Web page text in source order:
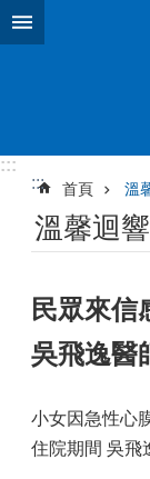
跳到主要內容區塊
:::
:::
首頁 溫
溫馨迴響
民眾來信
吳飛逸醫
小女因急性心
住院期間 吳飛